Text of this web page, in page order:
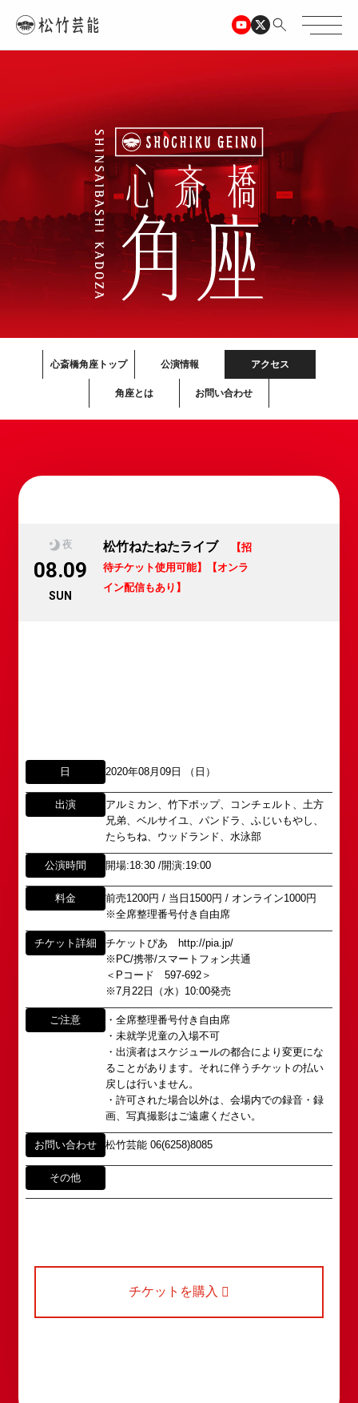
心斎橋角座トップ 公演情報 アクセス
角座とは お問い合わせ
夜
08.09
SUN
松竹ねたねたライブ
【招
待チケット使用可能】
【オンラ
イン配信もあり】
日 2020年08月09日 （日）
出演
アルミカン、竹下ポップ、コンチェルト、土方
兄弟、ベルサイユ、パンドラ、ふじいもやし、
たらちね、ウッドランド、水泳部
公演時間 開場:18:30 /開演:19:00
料金
前売1200円 / 当日1500円 / オンライン1000円
※全席整理番号付き自由席
チケット詳細
チケットぴあ http://pia.jp/
※PC/携帯/スマートフォン共通
＜Pコード 597-692＞
※7月22日（水）10:00発売
ご注意
・全席整理番号付き自由席
・未就学児童の入場不可
・出演者はスケジュールの都合により変更にな
ることがあります。それに伴うチケットの払い
戻しは行いません。
・許可された場合以外は、会場内での録音・録
画、写真撮影はご遠慮ください。
お問い合わせ 松竹芸能 06(6258)8085
その他
チケットを購入 
DAIHATSU
心斎橋角座トップ
公演情報
アクセス
角座とは
お問い合わせ
「角座」の名称は、「角の芝居」と呼ばれた江戸時
代に遡ります。
「角座」はかつて、浪花座、中座、朝日座、弁天座
と共に、
「五つ櫓」若しくは「道頓堀五座」と呼ばれ、
1960年～70年代には、上方演芸の殿堂として栄え
ました。
その後、「角座」の名称は、松竹(株)の直営映画館
(大阪市中央区)や
弊社直営の劇場「B1角座」(大阪市中央区)に引き継
がれていましたが、
2008年の角座ビル(大阪市中央区)の閉館と共に、
消滅致しました。
この由緒ある名称を、日本のエンタテインメントの
中心である東京・大阪で復活させ、 新たな歴史を
スタートさせたいと考えております。
この劇場から、日本を代表するエンタテインナーが
続々と輩出され、文化の発展に寄与できるものと考
えております。
所属オーディションに関するお問い合わせ
以下のアドレスからお問い合わせ願います。
大阪本社 タレント開発室：o-
school@shochikugeino.jp
東京支社 タレント開発室：t-
school@shochikugeino.jp
イベント出演依頼のお問い合わせ
以下のページからお問い合わせ願います。
イベント出演依頼メール送信フォーム
https://www.shochikugeino.co.jp/event/form/
タレントへのファンメール
fanmail@shochikugeino.jp
ホームページに関するご意見・ご感想（※）
webmaster@shochikugeino.jp
※イベント内容・出演者等に関するお問い合わせ・
ご意見・ご感想は各イベントのお問い合わせ先電話
番号へお問い合わせください。